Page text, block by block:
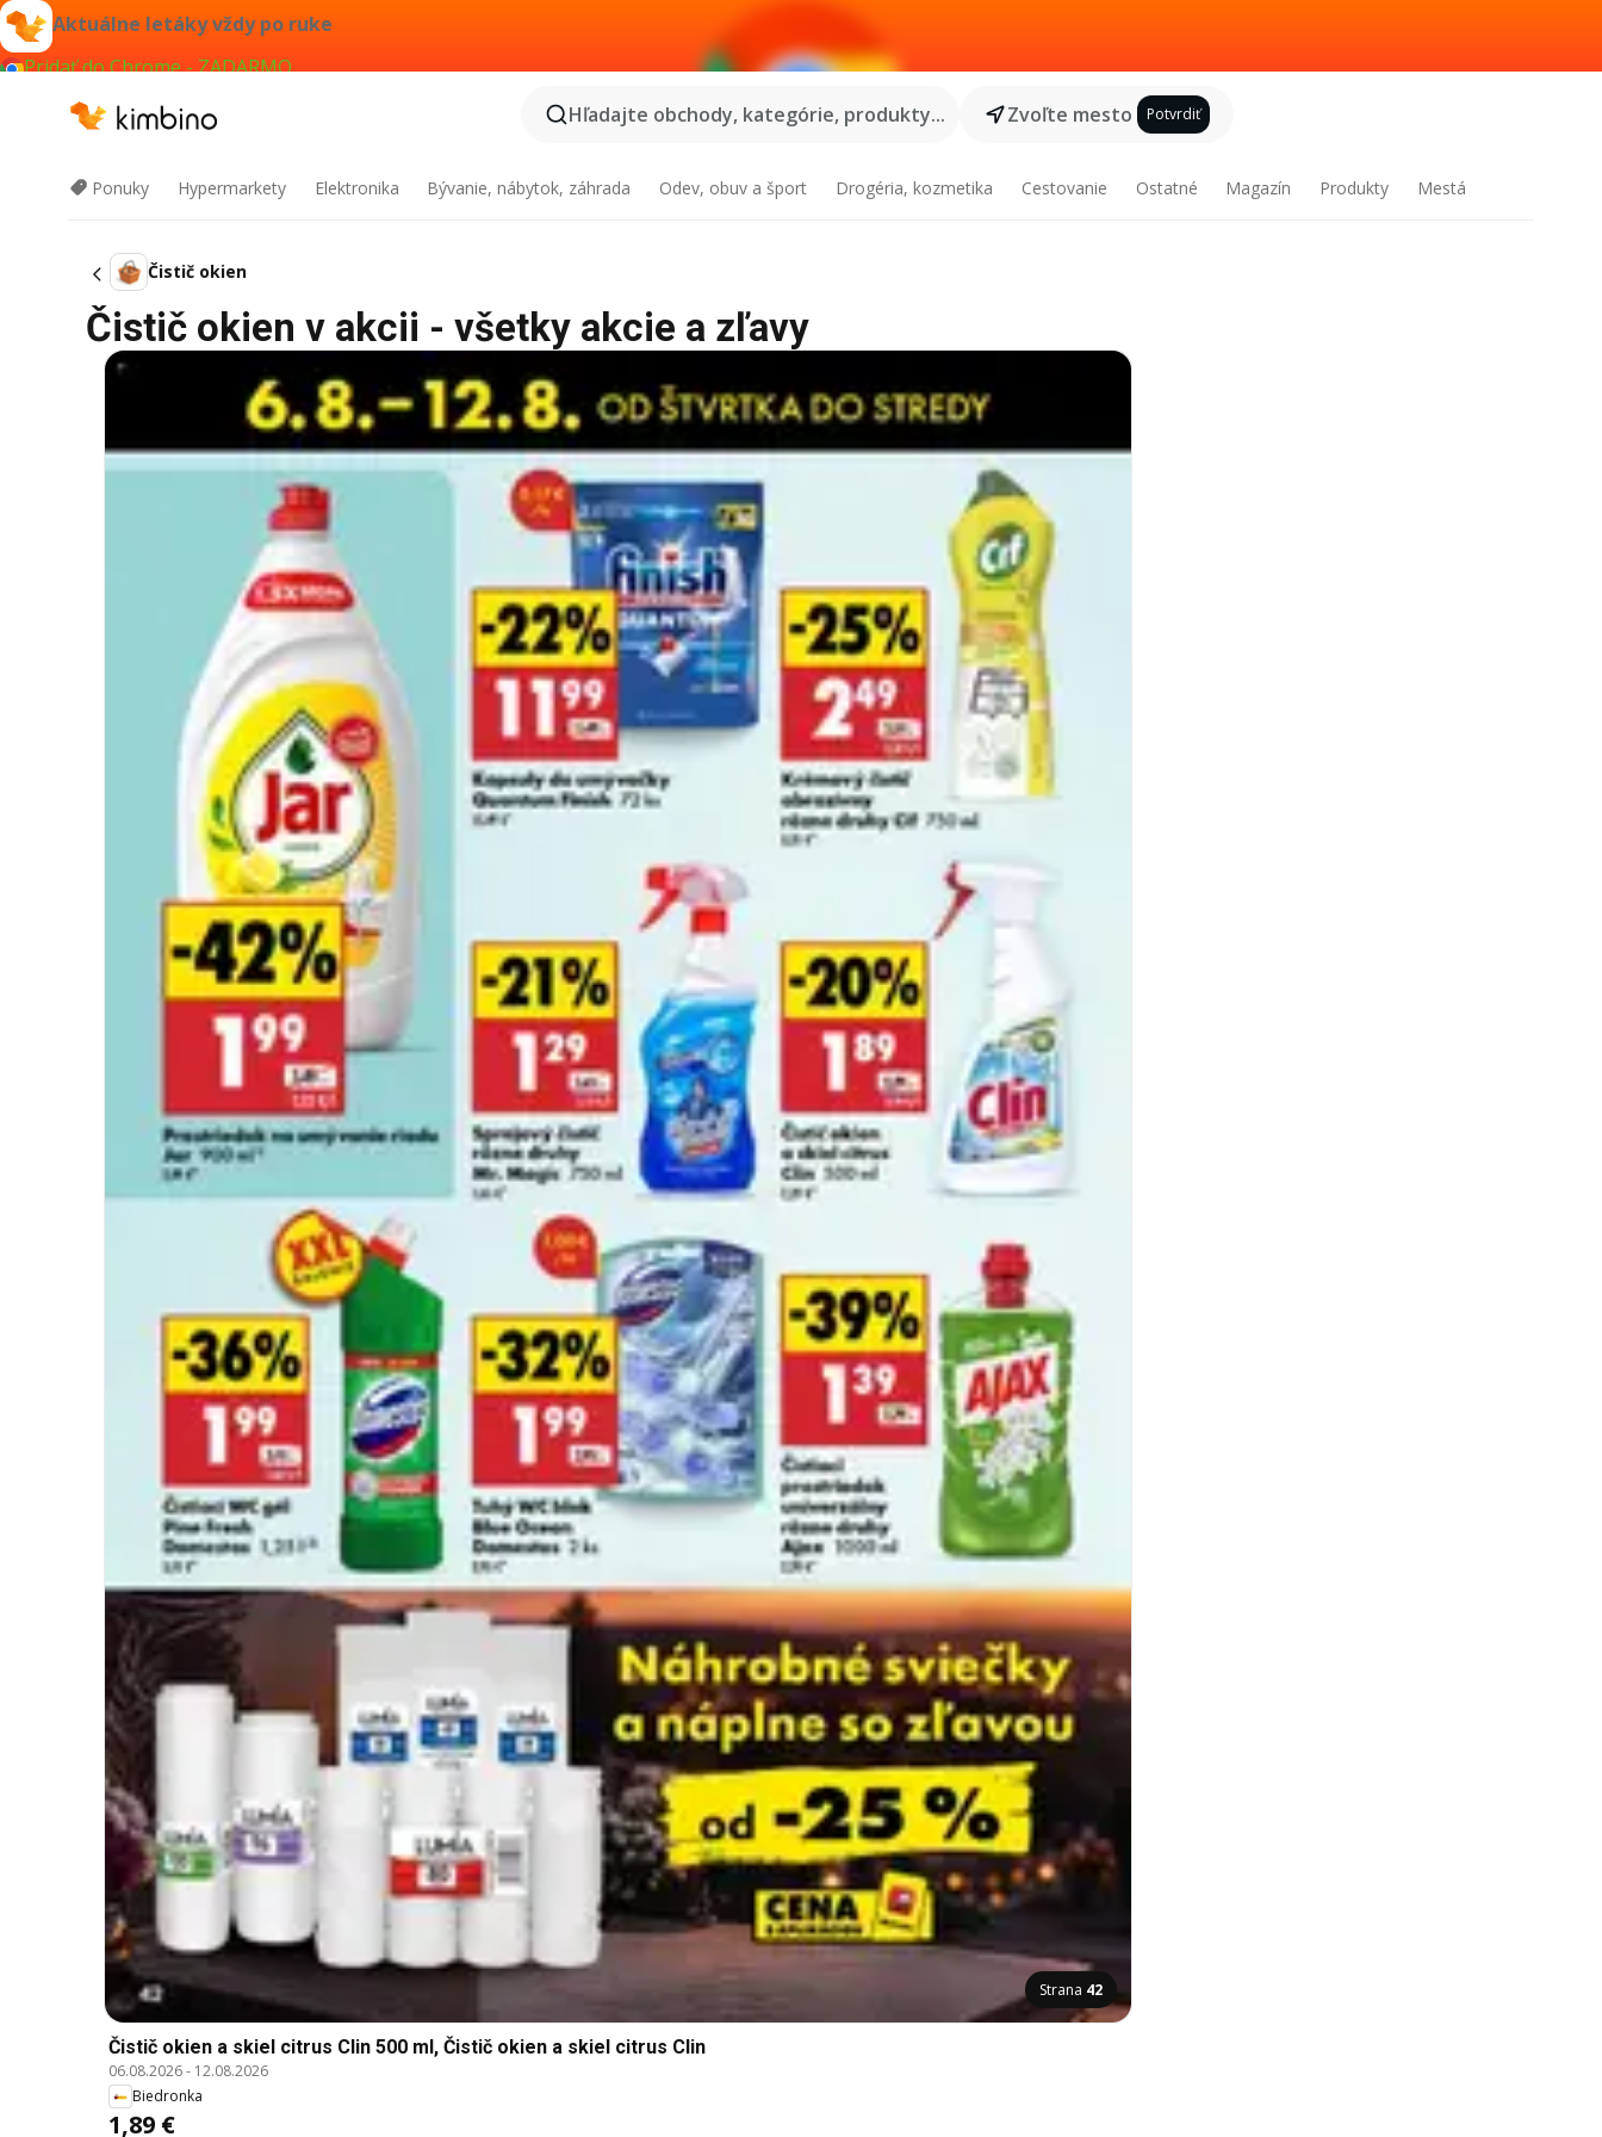
Aktuálne letáky vždy po ruke
Pridať do Chrome - ZADARMO
Hľadajte obchody, kategórie, produkty...
Zvoľte mesto Potvrdiť
Ponuky Hypermarkety Elektronika Bývanie, nábytok, záhrada Odev, obuv a šport Drogéria, kozmetika Cestovanie Ostatné Magazín Produkty Mestá
Čistič okien
Čistič okien v akcii - všetky akcie a zľavy
Strana 42
Čistič okien a skiel citrus Clin 500 ml, Čistič okien a skiel citrus Clin
06.08.2026- 12.08.2026
Biedronka
1,89 €